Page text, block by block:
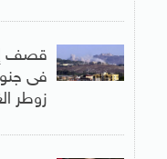
قصف
فى
زوطر